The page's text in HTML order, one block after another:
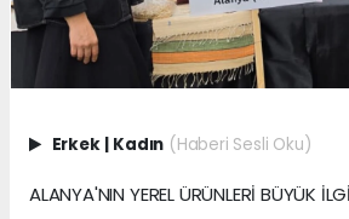
Erkek | Kadın (Haberi Sesli Oku)
ALANYA'NIN YEREL ÜRÜNLERİ BÜYÜK